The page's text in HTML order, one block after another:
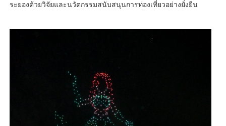
ระยองด้วยวิจัยและนวัตกรรมสนับสนุนการท่องเที่ยวอย่างยั่งยืน